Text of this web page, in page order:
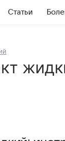
Статьи